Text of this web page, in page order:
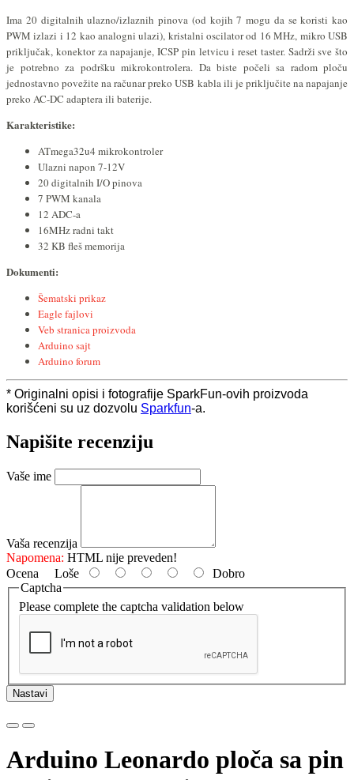
Ima 20 digitalnih ulazno/izlaznih pinova (od kojih 7 mogu da se koristi kao
PWM izlazi i 12 kao analogni ulazi), kristalni oscilator od 16 MHz, mikro USB
priključak, konektor za napajanje, ICSP pin letvicu i reset taster. Sadrži sve što
je potrebno za podršku mikrokontrolera. Da biste počeli sa radom ploču
jednostavno povežite na računar preko USB kabla ili je priključite na napajanje
preko AC-DC adaptera ili baterije.
Karakteristike:
ATmega32u4 mikrokontroler
Ulazni napon 7-12V
20 digitalnih I/O pinova
7 PWM kanala
12 ADC-a
16MHz radni takt
32 KB fleš memorija
Dokumenti:
Šematski prikaz
Eagle fajlovi
Veb stranica proizvoda
Arduino sajt
Arduino forum
* Originalni opisi i fotografije SparkFun-ovih proizvoda
korišćeni su uz dozvolu Sparkfun-a.
Napišite recenziju
Vaše ime
Vaša recenzija
Napomena: HTML nije preveden!
Ocena Loše
Dobro
Captcha
Please complete the captcha validation below
Nastavi
Arduino Leonardo ploča sa pin